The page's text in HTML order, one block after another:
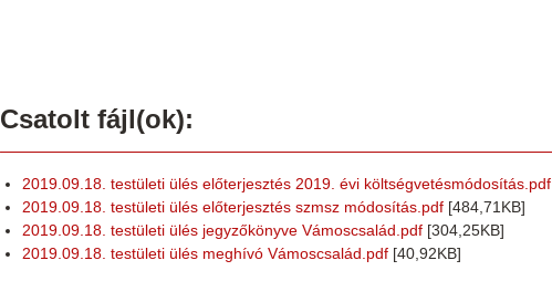
Csatolt fájl(ok):
2019.09.18. testületi ülés előterjesztés 2019. évi költségvetésmódosítás.pdf
2019.09.18. testületi ülés előterjesztés szmsz módosítás.pdf [484,71KB]
2019.09.18. testületi ülés jegyzőkönyve Vámoscsalád.pdf [304,25KB]
2019.09.18. testületi ülés meghívó Vámoscsalád.pdf [40,92KB]